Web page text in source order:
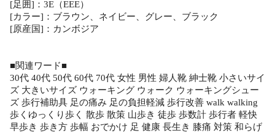
[足囲]：3E（EEE）
[カラー]：ブラウン、ネイビー、グレー、ブラック
[原産国]：カンボジア
■関連ワード■
30代 40代 50代 60代 70代 女性 男性 婦人靴 紳士靴 小さいサイ
ズ 大きいサイズ ウォーキング ウォーク ウォーキングシュー
ズ 歩行補助具 足の痛み 足の負担軽減 歩行改善 walk walking
歩くゆっくり歩く 散歩 散策 山歩き 徒歩 歩数計 歩行者 軽快
早歩き 歩き方 歩幅 おでかけ 足 健康 長生き 膝痛 対策 和らげ